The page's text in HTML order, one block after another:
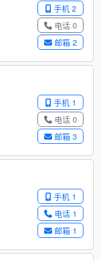
手机 2
电话 0
邮箱 2
手机 1
电话 0
邮箱 3
手机 1
电话 1
邮箱 1